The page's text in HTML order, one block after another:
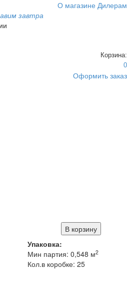
О магазине Дилерам
завтра
Корзина:
0
Оформить заказ
Упаковка:
Мин партия: 0,548 м2
Кол.в коробке: 25